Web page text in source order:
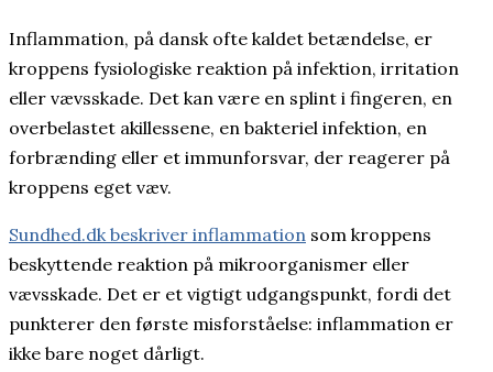
Inflammation, på dansk ofte kaldet betændelse, er
kroppens fysiologiske reaktion på infektion, irritation
eller vævsskade. Det kan være en splint i fingeren, en
overbelastet akillessene, en bakteriel infektion, en
forbrænding eller et immunforsvar, der reagerer på
kroppens eget væv.
Sundhed.dk beskriver inflammation som kroppens
beskyttende reaktion på mikroorganismer eller
vævsskade. Det er et vigtigt udgangspunkt, fordi det
punkterer den første misforståelse: inflammation er
ikke bare noget dårligt.